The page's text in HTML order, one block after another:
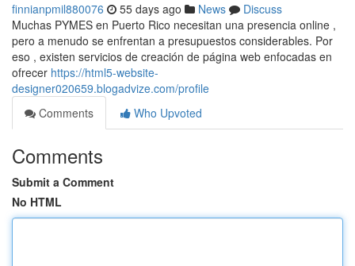
finnianpmil880076 55 days ago News
Discuss
Muchas PYMES en Puerto Rico necesitan una presencia online ,
pero a menudo se enfrentan a presupuestos considerables. Por
eso , existen servicios de creación de página web enfocadas en
ofrecer https://html5-website-
designer020659.blogadvize.com/profile
Comments
Who Upvoted
Comments
Submit a Comment
No HTML